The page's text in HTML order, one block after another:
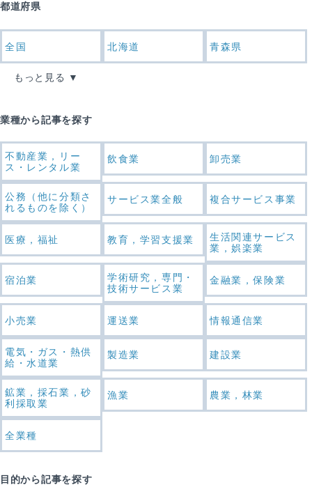
都道府県
全国 北海道 青森県
もっと見る
業種から記事を探す
不動産業，リー
ス・レンタル業
飲食業 卸売業
公務（他に分類さ
れるものを除く）
サービス業全般 複合サービス事業
医療，福祉 教育，学習支援業
生活関連サービス
業，娯楽業
宿泊業
学術研究，専門・
技術サービス業
金融業，保険業
小売業 運送業 情報通信業
電気・ガス・熱供
給・水道業
製造業 建設業
鉱業，採石業，砂
利採取業
漁業 農業，林業
全業種
目的から記事を探す